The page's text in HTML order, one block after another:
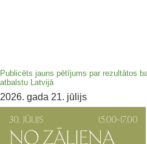
Publicēts jauns pētījums par rezultātos
atbalstu Latvijā
2026. gada 21. jūlijs